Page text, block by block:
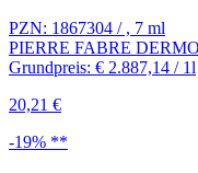
PZN: 1867304 / , 7 ml
PIERRE FABRE
Grundpreis: € 2.887,14 / 1l
20,21 €
-19% **